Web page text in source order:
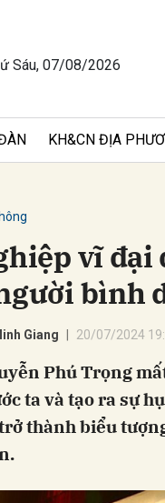
Sáu, 07/08/2026
KH&CN ĐỊA
vĩ đại
bình
Giang 20/07/2024
Phú Trọng
ta và tạo ra sự
thành biểu